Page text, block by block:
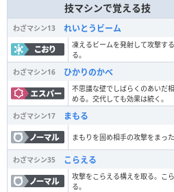
技マシンで覚える技
わざマシン13 れいとうビーム
凍えるビームを発射して攻撃す
る。
わざマシン16 ひかりのかべ
不思議な壁でしばらくのあいだ
める。交代しても効果は続く。
わざマシン17 まもる
まもりを固め相手の攻撃をまっ
わざマシン35 こらえる
攻撃をこらえる構えを取る。こ
る。